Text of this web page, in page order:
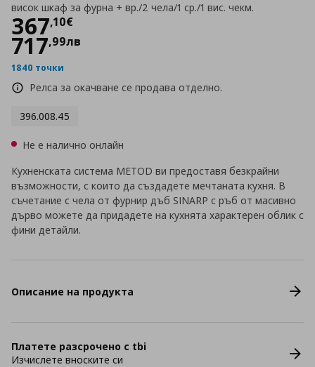
висок шкаф за фурна + вр./2 чела/1 ср./1 вис. чекм.
367,10€
Цена
717,99лв
1840 точки
Релса за окачване се продава отделно.
396.008.45
Не е налично онлайн
Кухненската система METOD ви предоставя безкрайни
възможности, с които да създадете мечтаната кухня. В
съчетание с чела от фурнир дъб SINARP с ръб от масивно
дърво можете да придадете на кухнята характерен облик с
фини детайли.
Описание на продукта
Платете разсрочено с tbi
Изчислете вноските си